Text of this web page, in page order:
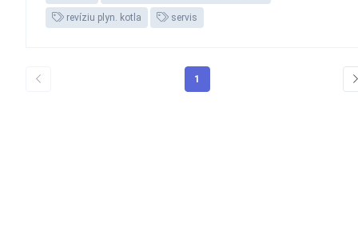
revíziu plyn. kotla servis
1